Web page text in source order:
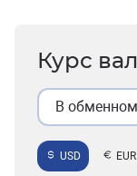
Курс
В
USD EUR